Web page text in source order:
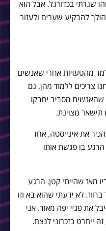
שגרתי בכדורגל. אבל הוא
להבקיע שערים ולעזור
מהטעויות אחרי שאנשים
צריכים ללמוד מהן, גם
מסביב יחבקו
מצוינת.
את אינייסטה, אחד
בו פגשת אותו
מאז שהייתי קטן. הרגע
לא ידעתי שהוא בא וזו
את פניי יפה מאוד. אני
ייחרט בזכרוני לנצח.